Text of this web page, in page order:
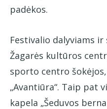
padėkos.
Festivalio dalyviams
Žagarės kultūros
sporto centro
„Avantiūra“. Taip pat
kapela „Šeduvos